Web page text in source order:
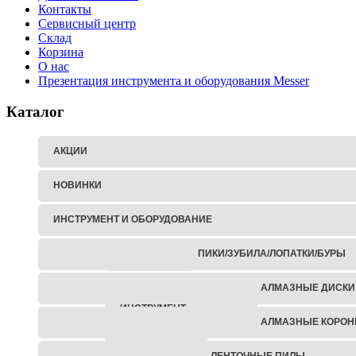
Контакты
Сервисный центр
Склад
Корзина
О нас
Презентация инструмента и оборудования Messer
Каталог
АКЦИИ
НОВИНКИ
ИНСТРУМЕНТ И ОБОРУДОВАНИЕ
ИНСТРУМЕНТ
ПИКИ/ЗУБИЛА/ЛОПАТКИ/БУРЫ
АЛМАЗНЫЕ ДИСКИ
АЛМАЗНЫЕ